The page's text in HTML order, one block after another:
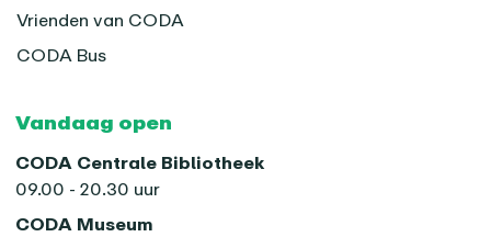
Vrienden van CODA
CODA Bus
Vandaag open
CODA Centrale Bibliotheek
09.00 - 20.30 uur
CODA Museum